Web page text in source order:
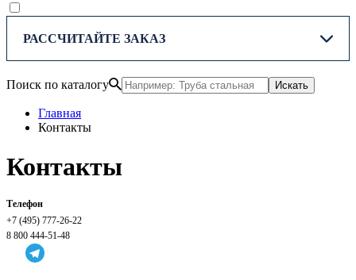
РАССЧИТАЙТЕ ЗАКАЗ
Поиск по каталогу Искать
Главная
Контакты
Контакты
Телефон
+7 (495) 777-26-22
8 800 444-51-48